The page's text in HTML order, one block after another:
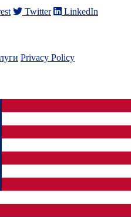
Twitter LinkedIn
Privacy Policy